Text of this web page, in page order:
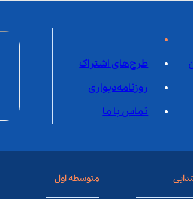
طرح‌های اشتراک
روزنامه‌دیواری
تماس با ما
متوسطه اول